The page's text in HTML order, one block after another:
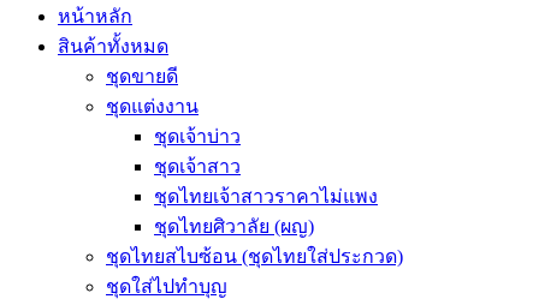
หน้าหลัก
สินค้าทั้งหมด
ชุดขายดี
ชุดแต่งงาน
ชุดเจ้าบ่าว
ชุดเจ้าสาว
ชุดไทยเจ้าสาวราคาไม่แพง
ชุดไทยศิวาลัย (ผญ)
ชุดไทยสไบซ้อน (ชุดไทยใส่ประกวด)
ชุดใส่ไปทำบุญ